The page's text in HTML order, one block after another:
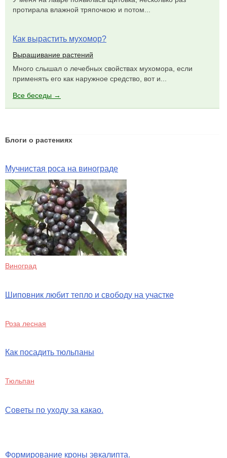
протирала влажной тряпочкою и потом...
Как вырастить мухомор?
Выращивание растений
Много слышал о лечебных свойствах мухомора, если
применять его как наружное средство, вот и...
Все беседы →
Блоги о растениях
Мучнистая роса на винограде
Виноград
Шиповник любит тепло и свободу на участке
Роза лесная
Как посадить тюльпаны
Тюльпан
Советы по уходу за какао.
Формирование кроны эвкалипта.